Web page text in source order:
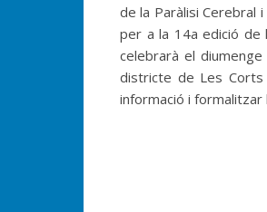
de la Paràlisi Cerebral
per a la 14a edició de
celebrarà el diumenge
districte de Les
informació i